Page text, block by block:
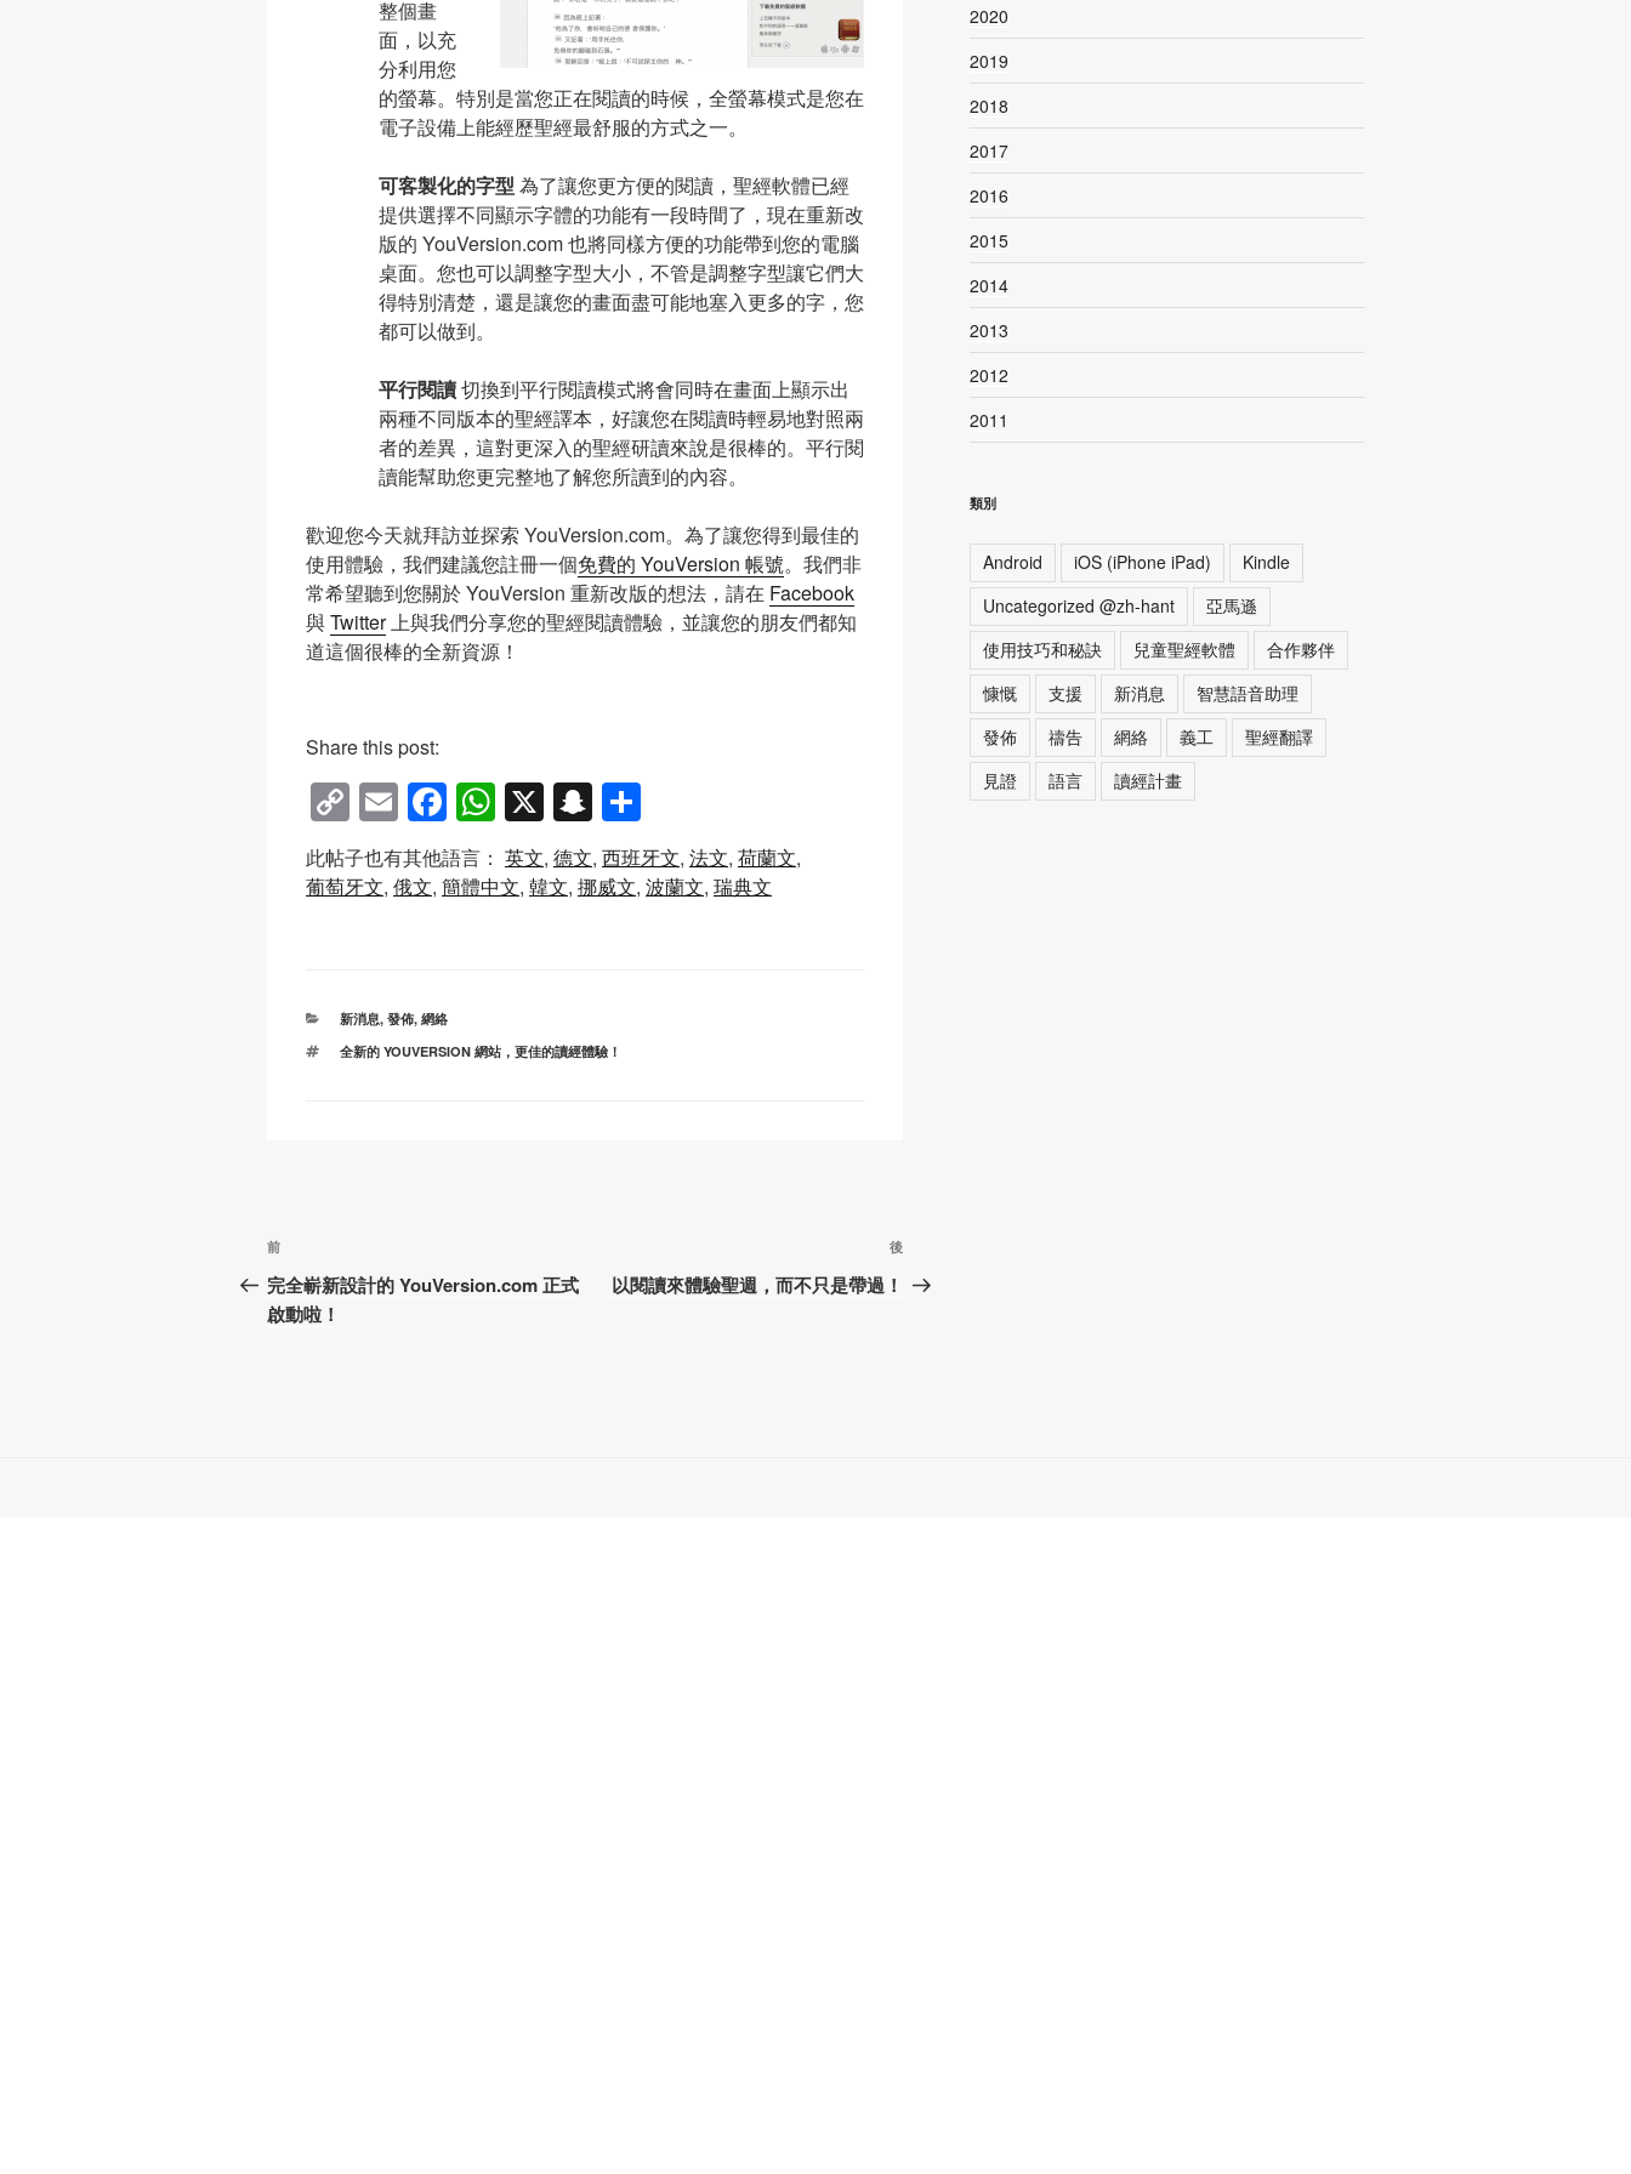
整個畫
面，以充
分利用您
的螢幕。特別是當您正在閱讀的時候，全螢幕模式是您在
電子設備上能經歷聖經最舒服的方式之一。
可客製化的字型 為了讓您更方便的閱讀，聖經軟體已經
提供選擇不同顯示字體的功能有一段時間了，現在重新改
版的 YouVersion.com 也將同樣方便的功能帶到您的電腦
桌面。您也可以調整字型大小，不管是調整字型讓它們大
得特別清楚，還是讓您的畫面盡可能地塞入更多的字，您
都可以做到。
平行閱讀切換到平行閱讀模式將會同時在畫面上顯示出
兩種不同版本的聖經譯本，好讓您在閱讀時輕易地對照兩
者的差異，這對更深入的聖經研讀來說是很棒的。平行閱
讀能幫助您更完整地了解您所讀到的內容。
歡迎您今天就拜訪並探索 YouVersion.com。為了讓您得到最佳的
使用體驗，我們建議您註冊一個免費的 YouVersion 帳號。我們非
常希望聽到您關於 YouVersion 重新改版的想法，請在 Facebook
與Twitter上與我們分享您的聖經閱讀體驗，並讓您的朋友們都知
道這個很棒的全新資源！
Share this post:
C
o
p
k
E
m
ail
F
a
c
o
k
W
h
at
p
X S
n
a
at
享
此帖子也有其他語言： 英文 德文 西班牙文 法文 荷蘭文
葡萄牙文 俄文 簡體中文 韓文 挪威文 波蘭文 瑞典文
分
新消息, 發佈, 網絡
標
全新的 YOUVERSION 網站，更佳的讀經體驗！
文
章
導
上
一
篇
前
完全嶄新設計的 YouVersion.com 正式
啟動啦！
下
篇
後
以閱讀來體驗聖週，而不只是帶過！
2020
2019
2018
2017
2016
2015
2014
2013
2012
2011
類別
Android iOS (iPhone iPad)
Kindle
Uncategorized @zh-hant
亞馬遜
使用技巧和秘訣
兒童聖經軟體
合作夥伴
慷慨
支援 新消息
智慧語音助理
發佈
禱告 網絡 義工
聖經翻譯
見證
語言 讀經計畫